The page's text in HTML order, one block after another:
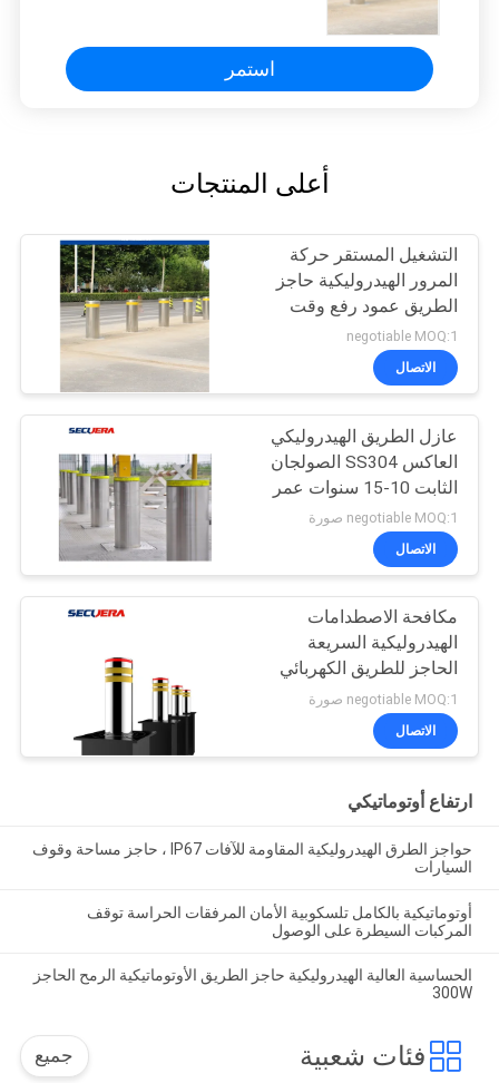
استمر
أعلى المنتجات
التشغيل المستقر حركة
المرور الهيدروليكية حاجز
الطريق عمود رفع وقت
ارتفاع قابل للتعديل
negotiable MOQ:1
الاتصال
عازل الطريق الهيدروليكي
العاكس SS304 الصولجان
الثابت 10-15 سنوات عمر
الخدمة
negotiable MOQ:1 صورة
الاتصال
مكافحة الاصطدامات
الهيدروليكية السريعة
الحاجز للطريق الكهربائي
negotiable MOQ:1 صورة
الاتصال
ارتفاع أوتوماتيكي
حواجز الطرق الهيدروليكية المقاومة للآفات IP67 ، حاجز مساحة وقوف
السيارات
أوتوماتيكية بالكامل تلسكوبية الأمان المرفقات الحراسة توقف
المركبات السيطرة على الوصول
الحساسية العالية الهيدروليكية حاجز الطريق الأوتوماتيكية الرمح الحاجز
300W
فئات شعبية جميع